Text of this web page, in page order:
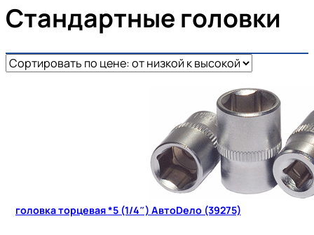
Стандартные головки
головка торцевая *5 (1/4″) АвтоDело (39275)